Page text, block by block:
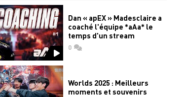
Dan « apEX » Madesclaire a
coaché l'équipe *aAa* le
temps d'un stream
0commentaires
Worlds 2025 : Meilleurs
moments et souvenirs